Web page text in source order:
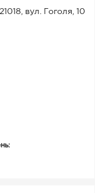
вул. Гоголя, 10